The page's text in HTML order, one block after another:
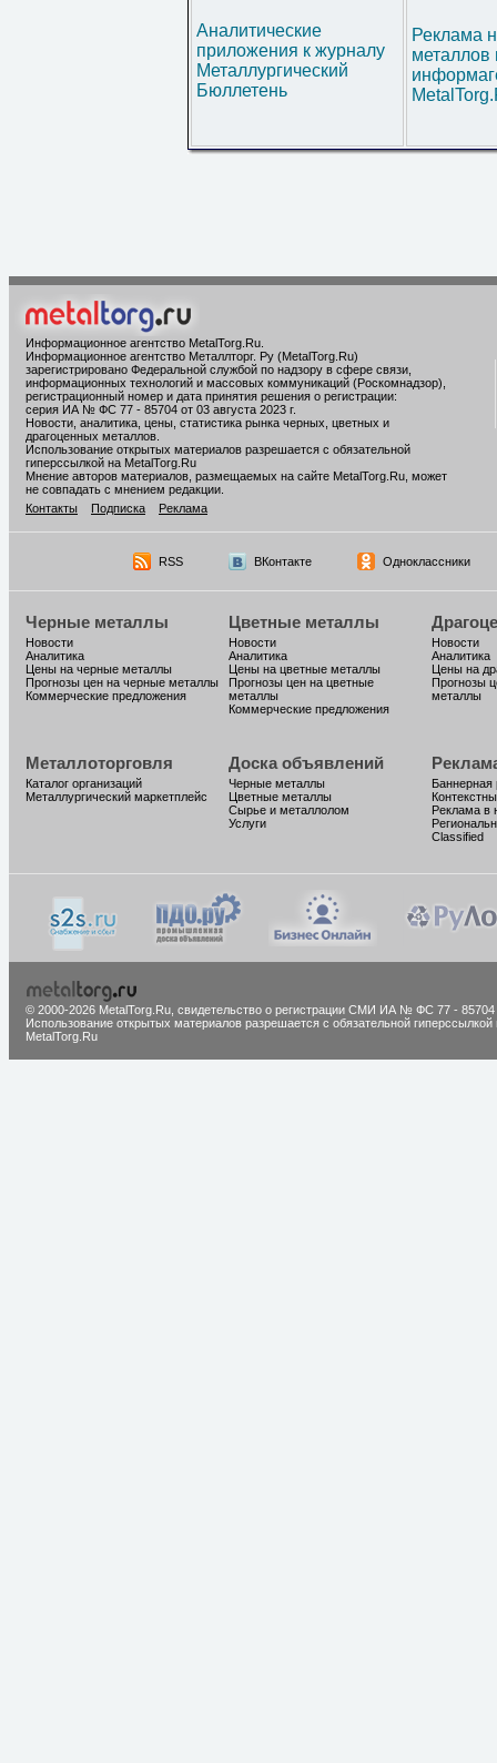
Аналитические
приложения к журналу
Металлургический
Бюллетень
Реклама
металлов
Информационное агентство MetalTorg.Ru
Информационное агентство Металлторг. Ру (MetalTorg.Ru)
зарегистрировано Федеральной службой по надзору в сфере связи,
информационных технологий и массовых коммуникаций (Роскомнадзор),
регистрационный номер и дата принятия решения о регистрации:
серия ИА № ФС 77 - 85704 от 03 августа 2023 г.
Новости, аналитика, цены, статистика рынка черных, цветных и
драгоценных металлов.
Использование открытых материалов разрешается с обязательной
гиперссылкой на MetalTorg.Ru
Мнение авторов материалов, размещаемых на сайте MetalTorg.Ru, может
не совпадать с мнением редакции.
Контакты
Подписка Реклама
RSS ВКонтакте Одноклассники
Черные металлы
Новости
Аналитика
Цены на черные металлы
Прогнозы цен на черные металлы
Коммерческие предложения
Цветные металлы
Новости
Аналитика
Цены на цветные металлы
Прогнозы цен на цветные
металлы
Коммерческие предложения
Новости
Аналитика
Цены на
Прогнозы
металлы
Металлоторговля
Каталог организаций
Металлургический маркетплейс
Доска объявлений
Черные металлы
Цветные металлы
Сырье и металлолом
Услуги
Баннерная
Реклама в
Classified
© 2000-2026 MetalTorg.Ru, cвидетельство о регистрации СМИ ИА № ФС 77 - 85704
Использование открытых материалов разрешается с обязательной гиперссылкой
MetalTorg.Ru